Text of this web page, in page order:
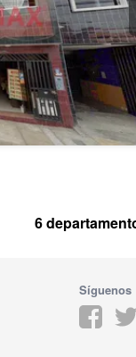
6
Síguenos